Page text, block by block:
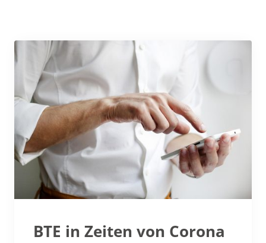
BTE in Zeiten von Corona